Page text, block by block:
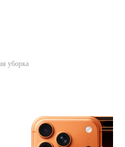
уборка